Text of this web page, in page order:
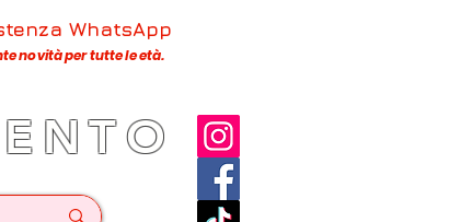
WhatsApp
novità per tutte le età.